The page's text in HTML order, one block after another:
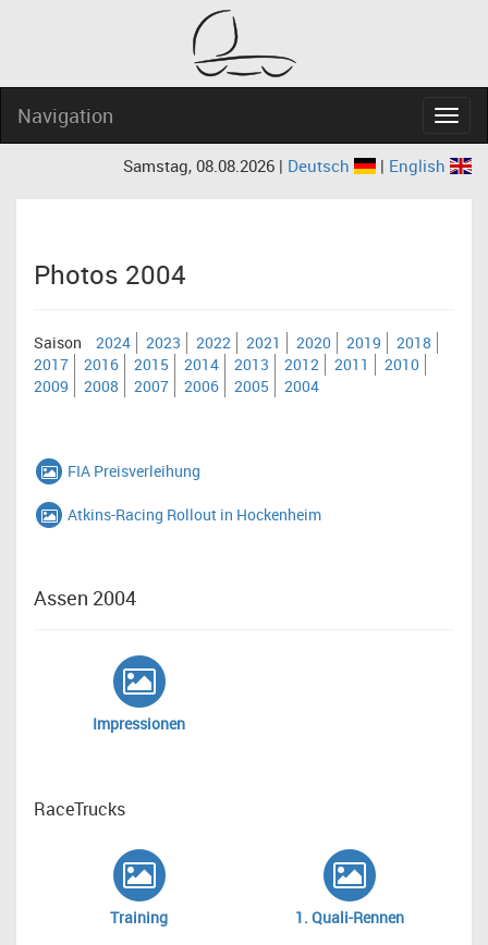
Navigation
Samstag, 08.08.2026 | Deutsch | English
Photos 2004
Saison 2024 2023 2022 2021 2020 2019
2018
2017
2016 2015 2014 2013 2012 2011
2010
2009
2008 2007 2006 2005 2004
FIA Preisverleihung
Atkins-Racing Rollout in Hockenheim
Assen 2004
Impressionen
RaceTrucks
Training 1. Quali-Rennen